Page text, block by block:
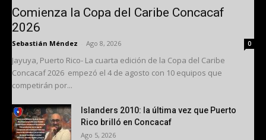
Comienza la Copa del Caribe Concacaf
2026
Sebastián Méndez Ago 8, 2026 0
Jayuya, Puerto Rico- La cuarta edición de la Copa del Caribe
Concacaf 2026 empezó el 4 de agosto con 10 equipos que
competirán por...
Islanders 2010: la última vez que Puerto
Rico brilló en Concacaf
Ago 5, 2026